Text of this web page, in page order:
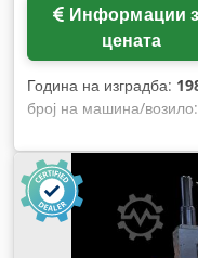
цената
Година на изградба:
број на машина/возило: